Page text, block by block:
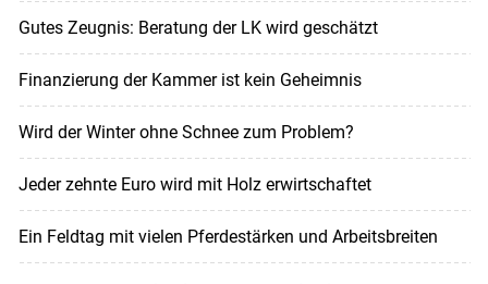
Gutes Zeugnis: Beratung der LK wird geschätzt
Finanzierung der Kammer ist kein Geheimnis
Wird der Winter ohne Schnee zum Problem?
Jeder zehnte Euro wird mit Holz erwirtschaftet
Ein Feldtag mit vielen Pferdestärken und Arbeitsbreiten